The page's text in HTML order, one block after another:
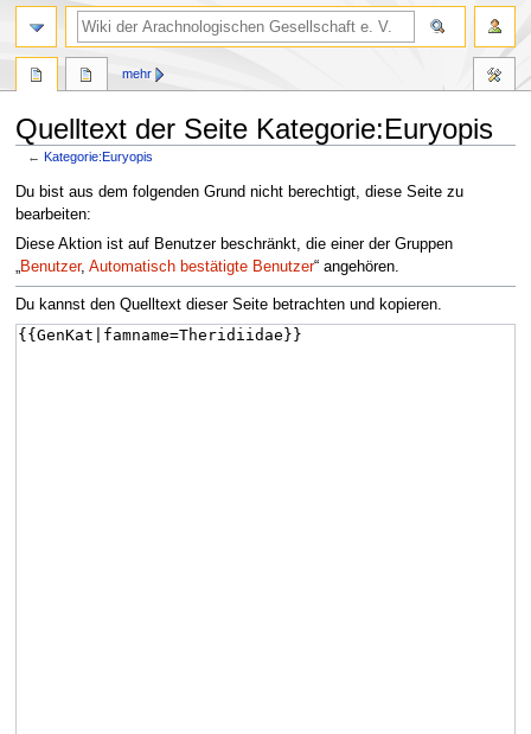
Quelltext der Seite Kategorie:Euryopis
←Kategorie:Euryopis
Zur
Navigation
springen
Zur
Suche
springen
Du bist aus dem folgenden Grund nicht berechtigt, diese Seite zu
bearbeiten:
Diese Aktion ist auf Benutzer beschränkt, die einer der Gruppen
„Benutzer, Automatisch bestätigte Benutzer“ angehören.
Du kannst den Quelltext dieser Seite betrachten und kopieren.
mehr